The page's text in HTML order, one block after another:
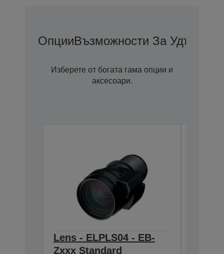
ОпцииВъзможности За
Изберете от богата гама опции и
аксесоари.
Lens - ELPLS04 - EB-
Zxxx Standard